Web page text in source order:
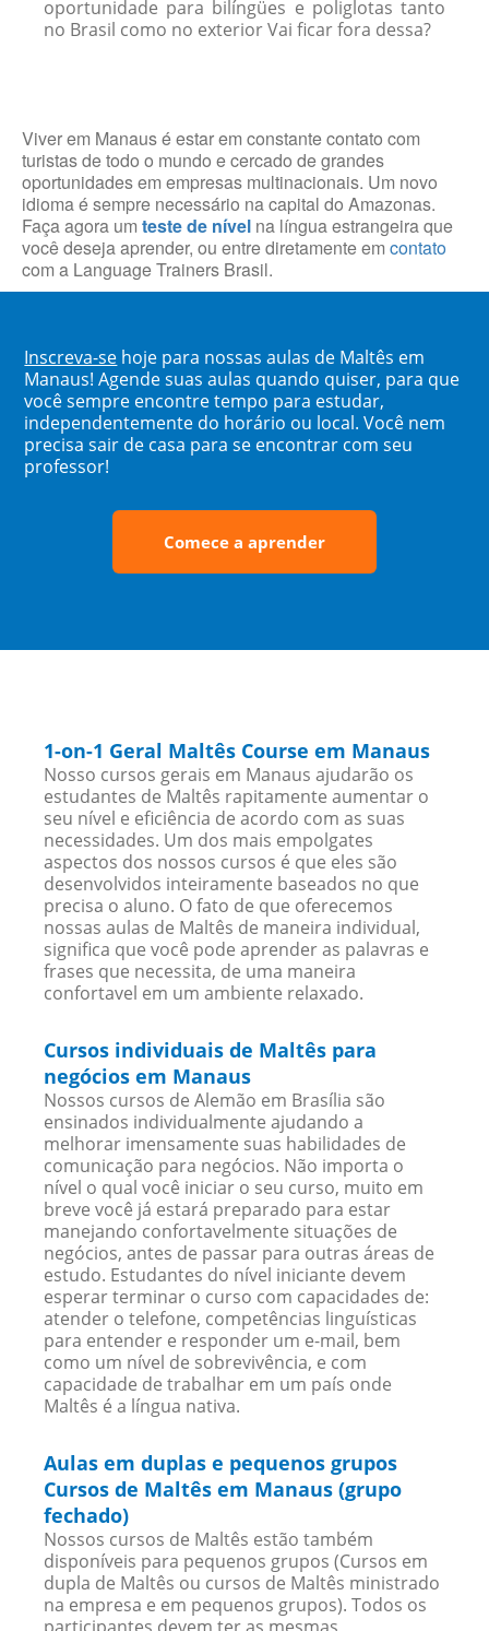
oportunidade para bilíngües e poliglotas tanto
no Brasil como no exterior Vai ficar fora dessa?
Viver em Manaus é estar em constante contato com
turistas de todo o mundo e cercado de grandes
oportunidades em empresas multinacionais. Um novo
idioma é sempre necessário na capital do Amazonas.
Faça agora um teste de nível na língua estrangeira que
você deseja aprender, ou entre diretamente em contato
com a Language Trainers Brasil.
Inscreva-se hoje para nossas aulas de Maltês em
Manaus! Agende suas aulas quando quiser, para que
você sempre encontre tempo para estudar,
independentemente do horário ou local. Você nem
precisa sair de casa para se encontrar com seu
professor!
Comece a aprender
1-on-1 Geral Maltês Course em Manaus
Nosso cursos gerais em Manaus ajudarão os
estudantes de Maltês rapitamente aumentar o
seu nível e eficiência de acordo com as suas
necessidades. Um dos mais empolgates
aspectos dos nossos cursos é que eles são
desenvolvidos inteiramente baseados no que
precisa o aluno. O fato de que oferecemos
nossas aulas de Maltês de maneira individual,
significa que você pode aprender as palavras e
frases que necessita, de uma maneira
confortavel em um ambiente relaxado.
Cursos individuais de Maltês para
negócios em Manaus
Nossos cursos de Alemão em Brasília são
ensinados individualmente ajudando a
melhorar imensamente suas habilidades de
comunicação para negócios. Não importa o
nível o qual você iniciar o seu curso, muito em
breve você já estará preparado para estar
manejando confortavelmente situações de
negócios, antes de passar para outras áreas de
estudo. Estudantes do nível iniciante devem
esperar terminar o curso com capacidades de:
atender o telefone, competências linguísticas
para entender e responder um e-mail, bem
como um nível de sobrevivência, e com
capacidade de trabalhar em um país onde
Maltês é a língua nativa.
Aulas em duplas e pequenos grupos
Cursos de Maltês em Manaus (grupo
fechado)
Nossos cursos de Maltês estão também
disponíveis para pequenos grupos (Cursos em
dupla de Maltês ou cursos de Maltês ministrado
na empresa e em pequenos grupos). Todos os